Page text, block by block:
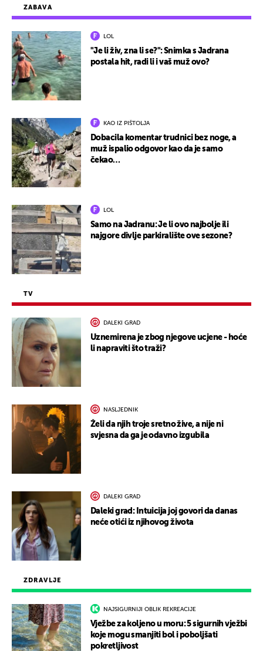
ZDRAVLJE
NAJSIGURNIJI OBLIK REKREACIJE
Vježbe za koljeno u moru: 5 sigurnih vježbi
koje mogu smanjiti bol i poboljšati
pokretljivost
ZABAVA
LOL
"Je li živ, zna li se?": Snimka s Jadrana
postala hit, radi li i vaš muž ovo?
KAO IZ PIŠTOLJA
Dobacila komentar trudnici bez noge, a
muž ispalio odgovor kao da je samo
čekao…
LOL
Samo na Jadranu: Je li ovo najbolje ili
najgore divlje parkiralište ove sezone?
TV
DALEKI GRAD
Uznemirena je zbog njegove ucjene - hoće
li napraviti što traži?
NASLJEDNIK
Želi da njih troje sretno žive, a nije ni
svjesna da ga je odavno izgubila
DALEKI GRAD
Daleki grad: Intuicija joj govori da danas
neće otići iz njihovog života